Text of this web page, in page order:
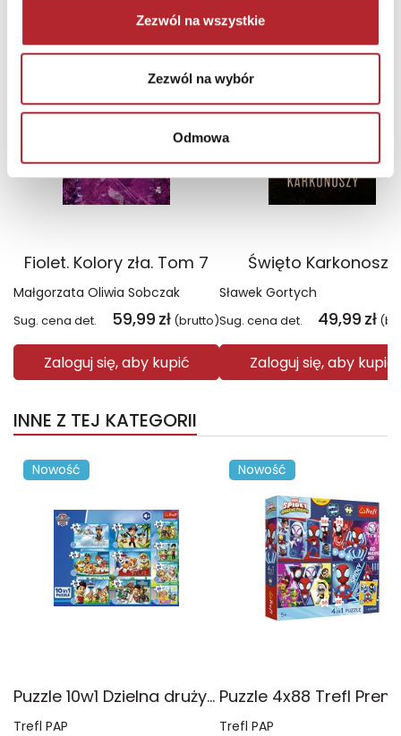
Zezwól na wszystkie
Zezwól na wybór
Odmowa
Wyłączność
Fiolet. Kolory zła. Tom 7
Małgorzata Oliwia Sobczak
Sug. cena det. 59,99 zł (brutto)
Zaloguj się, aby kupić
Wyłączność
Święto Karkonoszy
Sławek Gortych
Sug. cena det. 49,99 zł
Zaloguj się, aby kupić
INNE Z TEJ KATEGORII
Nowość
Puzzle 10w1 Dzielna drużyna Psiego Patrolu 96012
Trefl PAP
Nowość
Trefl PAP